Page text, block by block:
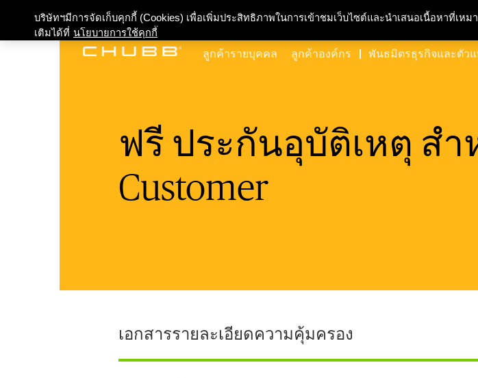
เกี่ยวกับเรา ความรับผิดชอบต่อสังคมและสิ่งแวดล้อม
ลูกค้ารายบุคคล ลูกค้าองค์กร พันธมิตรธุรกิจและตัว
ฟรี ประกันอุบัติเหตุ สำ
Customer
เอกสารรายละเอียดความคุ้มครอง
บริษัทฯมีการจัดเก็บคุกกี้ (Cookies) เพื่อเพิ่มประสิทธิภาพในการเข้าชมเว็บไซต์และนำเสนอเนื้อหาที่เหม
เติมได้ที่ นโยบายการใช้คุกกี้